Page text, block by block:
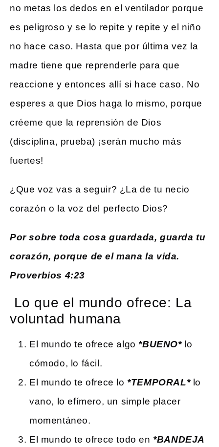
no metas los dedos en el ventilador porque
es peligroso y se lo repite y repite y el niño
no hace caso. Hasta que por última vez la
madre tiene que reprenderle para que
reaccione y entonces allí si hace caso. No
esperes a que Dios haga lo mismo, porque
créeme que la reprensión de Dios
(disciplina, prueba) ¡serán mucho más
fuertes!
¿Que voz vas a seguir? ¿La de tu necio
corazón o la voz del perfecto Dios?
Por sobre toda cosa guardada, guarda tu
corazón, porque de el mana la vida.
Proverbios 4:23
Lo que el mundo ofrece: La
voluntad humana
El mundo te ofrece algo *BUENO*lo
cómodo, lo fácil.
El mundo te ofrece lo *TEMPORAL*lo
vano, lo efímero, un simple placer
momentáneo.
El mundo te ofrece todo en *BANDEJA